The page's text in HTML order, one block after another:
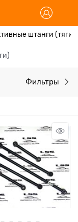
штанги (тяги)
Фильтры